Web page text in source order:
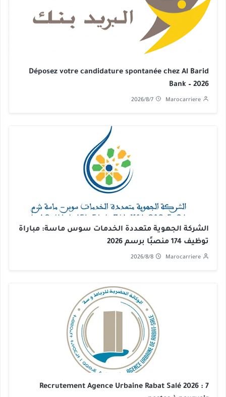
Déposez votre candidature spontanée chez Al Barid
Bank – 2026
Marocarriere
2026/8/7
الشركة الجهوية متعددة الخدمات سوس ماسة: مباراة
توظيف 174 منصبًا برسم 2026
Marocarriere
2026/8/8
Recrutement Agence Urbaine Rabat Salé 2026 : 7